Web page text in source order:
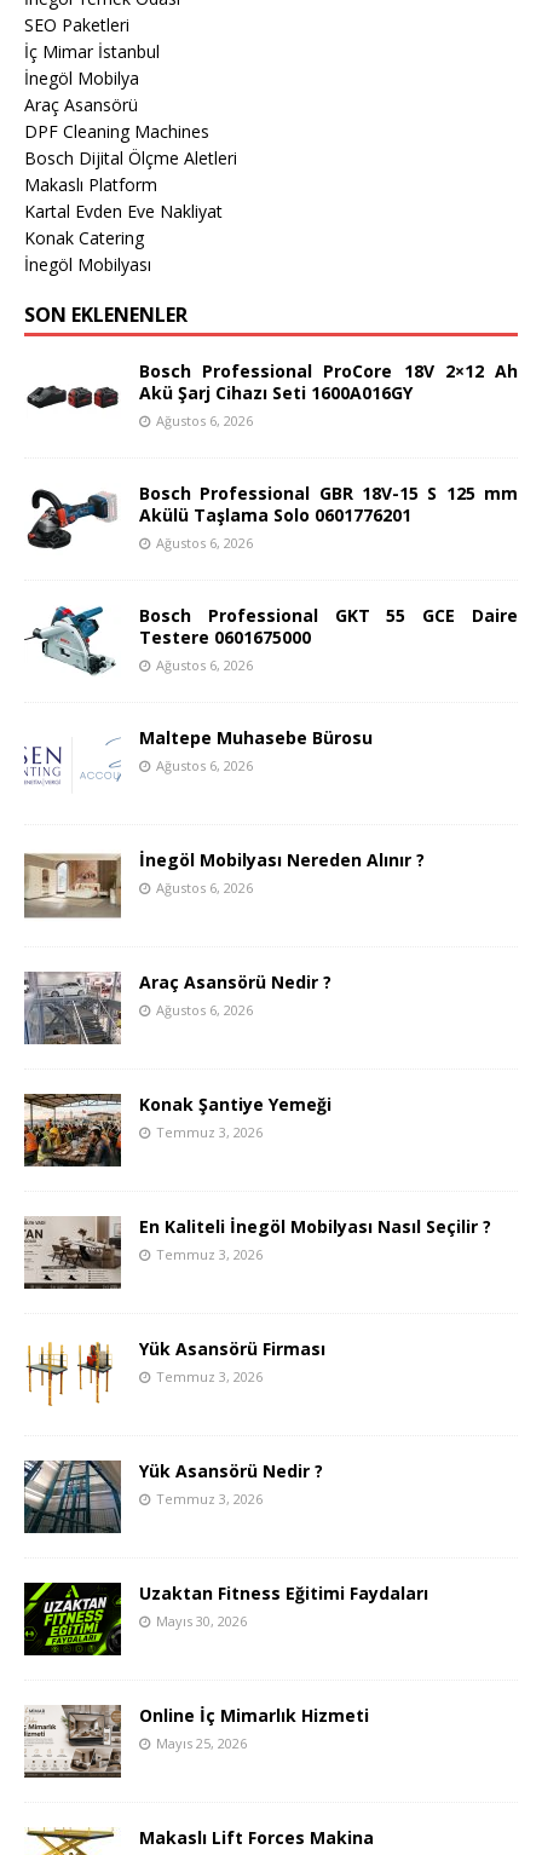
SEO Paketleri
İç Mimar İstanbul
İnegöl Mobilya
Araç Asansörü
DPF Cleaning Machines
Bosch Dijital Ölçme Aletleri
Makaslı Platform
Kartal Evden Eve Nakliyat
Konak Catering
İnegöl Mobilyası
SON EKLENENLER
Bosch Professional ProCore 18V 2×12 Ah
Akü Şarj Cihazı Seti 1600A016GY
Ağustos 6, 2026
Bosch Professional GBR 18V-15 S 125 mm
Akülü Taşlama Solo 0601776201
Ağustos 6, 2026
Bosch Professional GKT 55 GCE Daire
Testere 0601675000
Ağustos 6, 2026
Maltepe Muhasebe Bürosu
Ağustos 6, 2026
İnegöl Mobilyası Nereden Alınır ?
Ağustos 6, 2026
Araç Asansörü Nedir ?
Ağustos 6, 2026
Konak Şantiye Yemeği
Temmuz 3, 2026
En Kaliteli İnegöl Mobilyası Nasıl Seçilir ?
Temmuz 3, 2026
Yük Asansörü Firması
Temmuz 3, 2026
Yük Asansörü Nedir ?
Temmuz 3, 2026
Uzaktan Fitness Eğitimi Faydaları
Mayıs 30, 2026
Online İç Mimarlık Hizmeti
Mayıs 25, 2026
Makaslı Lift Forces Makina